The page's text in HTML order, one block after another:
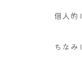
個人
ちなみ